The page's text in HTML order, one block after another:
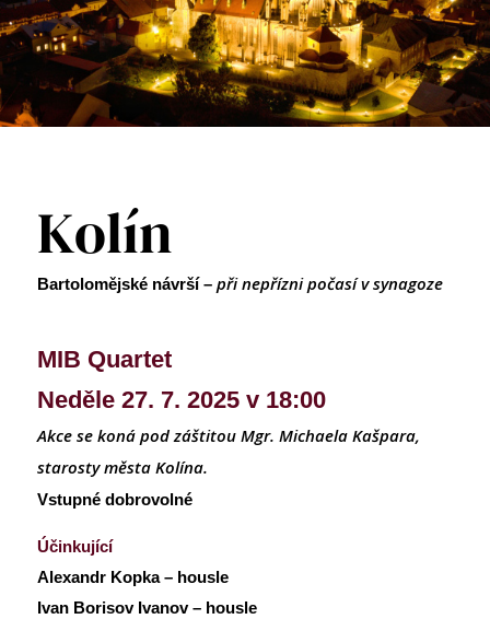
Kontakt
Kolín
Bartolomějské návrší – při nepřízni počasív synagoze
MIB Quartet
Neděle 27. 7. 2025 v 18:00
Akce se koná pod záštitou Mgr. Michaela Kašpara,
starosty města Kolína.
Vstupné dobrovolné
Účinkující
Alexandr Kopka – housle
Ivan Borisov Ivanov – housle